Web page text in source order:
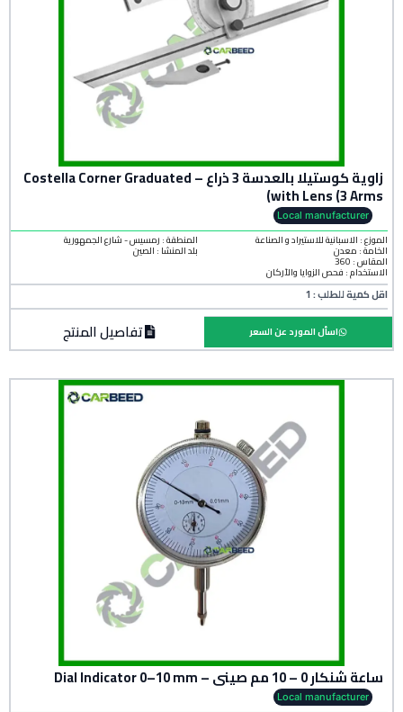
زاوية كوستيلا بالعدسة 3 ذراع – Costella Corner Graduated
with Lens (3 Arms)
Local manufacturer
الموزع : الاسبانية للاستيراد و الصناعة
الخامة : معدن
المنطقة : رمسيس - شارع الجمهورية
بلد المنشأ : الصين
المقاس : 360
الاستخدام : فحص الزوايا والأركان
اقل كمية للطلب : 1
تفاصيل المنتج اسأل المورد عن السعر
ساعة شنكار 0 – 10 مم صينى – Dial Indicator 0–10 mm
Local manufacturer